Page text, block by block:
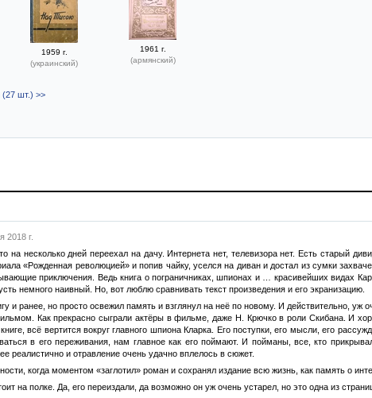
1959 г.
(украинский)
1961 г.
(армянский)
(27 шт.) >>
2018 г.
на несколько дней переехал на дачу. Интернета нет, телевизора нет. Есть старый
«Рожденная революцией» и попив чайку, уселся на диван и достал из сумки
приключения. Ведь книга о пограничниках, шпионах и … красивейших видах
немного наивный. Но, вот люблю сравнивать текст произведения и его экранизацию.
и ранее, но просто освежил память и взглянул на неё по новому. И действительно,
Как прекрасно сыграли актёры в фильме, даже Н. Крючко в роли Скибана. И
всё вертится вокруг главного шпиона Кларка. Его поступки, его мысли, его
в его переживания, нам главное как его поймают. И пойманы, все, кто
реалистично и отравление очень удачно вплелось в сюжет.
когда моментом «заглотил» роман и сохранял издание всю жизнь, как память о
на полке. Да, его переиздали, да возможно он уж очень устарел, но это одна из